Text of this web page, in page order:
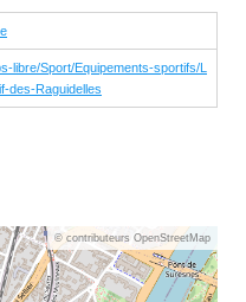
libre/Sport/Equipements-sportifs/L
des-Raguidelles
© contributeurs OpenStreetMap